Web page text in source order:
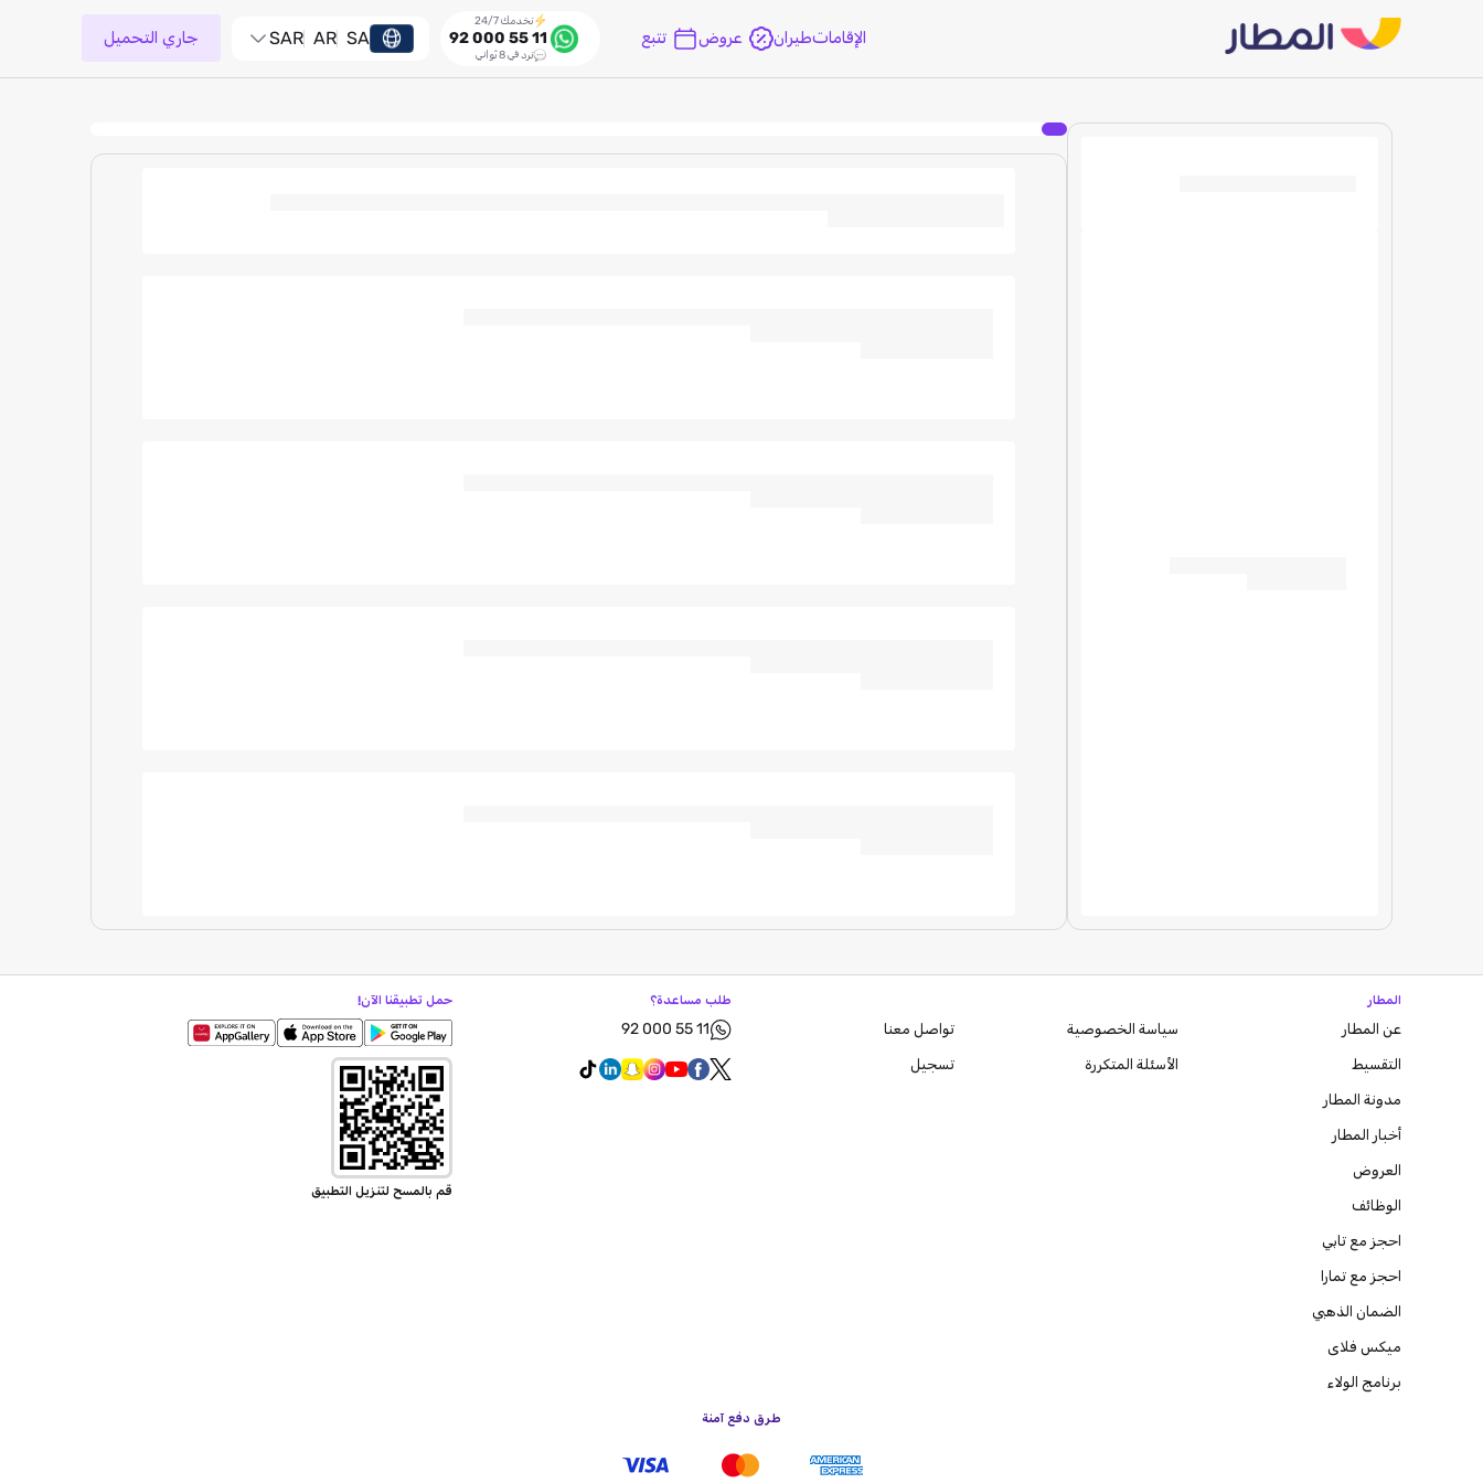
الإقاماتطيران عروض تتبع
نخدمك 24/7
92 000 55 11
نرد في 8 ثواني
SA
AR
SAR جاري التحميل
المطار
عن المطار
التقسيط
مدونة المطار
أخبار المطار
العروض
الوظائف
احجز مع تابي
احجز مع تمارا
الضمان الذهبي
ميكس فلاى
برنامج الولاء
سياسة الخصوصية
الأسئلة المتكررة
تواصل معنا
تسجيل
طلب مساعدة؟
92 000 55 11
حمل تطبيقنا الآن!
قم بالمسح لتنزيل التطبيق
طرق دفع آمنة